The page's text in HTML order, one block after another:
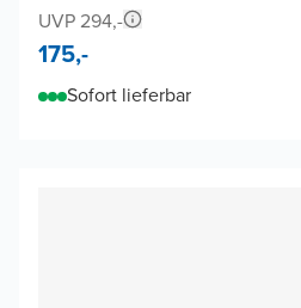
UVP 294,-
175,-
Sofort lieferbar